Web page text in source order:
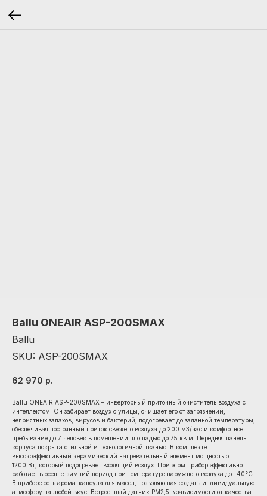
Ballu ONEAIR ASP-200SMAX
Ballu
SKU: ASP-200SMAX
62 970 р.
Ballu ONEAIR ASP-200SMAX – инверторный приточный очиститель воздуха с
интеллектом. Он забирает воздух с улицы, очищает его от загрязнений,
неприятных запахов, вирусов и бактерий, подогревает до заданной температуры,
обеспечивая постоянный приток свежего воздуха до 200 м3/час и комфортное
пребывание до 7 человек в помещении площадью до 75 кв.м. Передняя панель
корпуса покрыта стильной и технологичной тканью. В комплекте
высокоэффективный керамический нагревательный элемент мощностью
1200 Вт, который подогревает входящий воздух. При этом прибор эффективно
работает в осенне-зимний период при температуре наружного воздуха до -40°С.
В приборе есть арома-капсула для масел, позволяющая создать индивидуальную
атмосферу на любой вкус. Встроенный датчик РМ2,5 в зависимости от качества